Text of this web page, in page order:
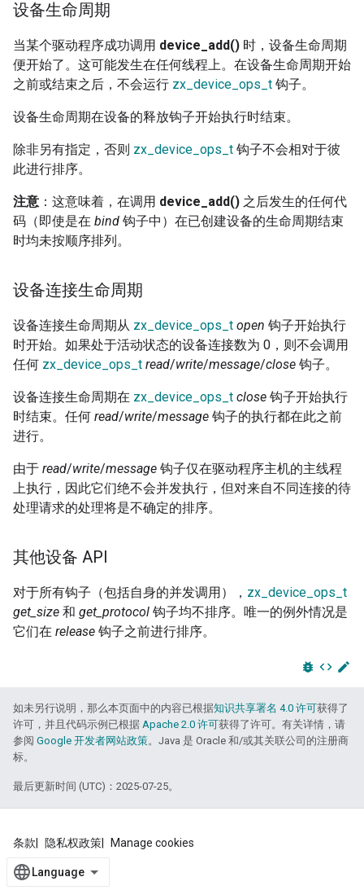
设备生命周期
当某个驱动程序成功调用 device_add() 时，设备生命周期
便开始了。这可能发生在任何线程上。在设备生命周期开始
之前或结束之后，不会运行 zx_device_ops_t 钩子。
设备生命周期在设备的释放钩子开始执行时结束。
除非另有指定，否则 zx_device_ops_t 钩子不会相对于彼
此进行排序。
注意 ：这意味着，在调用 device_add() 之后发生的任何代
码（即使是在 bind 钩子中）在已创建设备的生命周期结束
时均未按顺序排列。
设备连接生命周期
设备连接生命周期从 zx_device_ops_t open 钩子开始执行
时开始。如果处于活动状态的设备连接数为 0，则不会调用
任何 zx_device_ops_t read/write/message/close 钩子。
设备连接生命周期在 zx_device_ops_t close 钩子开始执行
时结束。任何 read/write/message 钩子的执行都在此之前
进行。
由于 read/write/message 钩子仅在驱动程序主机的主线程
上执行，因此它们绝不会并发执行，但对来自不同连接的待
处理请求的处理将是不确定的排序。
其他设备 API
对于所有钩子（包括自身的并发调用）， zx_device_ops_t
get_size 和 get_protocol 钩子均不排序。唯一的例外情况是
它们在 release 钩子之前进行排序。
bug_report code edit
如未另行说明，那么本页面中的内容已根据知识共享署名 4.0 许可获得了
许可，并且代码示例已根据 Apache 2.0 许可获得了许可。有关详情，请
参阅 Google 开发者网站政策。Java 是 Oracle 和/或其关联公司的注册商
标。
最后更新时间 (UTC)：2025-07-25。
条款 隐私权政策 Manage cookies